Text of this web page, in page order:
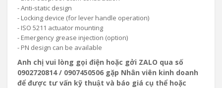
- Anti-static design
- Locking device (for lever handle operation)
- ISO 5211 actuator mounting
- Emergency grease injection (option)
- PN design can be available
Anh chị vui lòng gọi điện hoặc gởi ZALO qua số
0902720814 / 0907450506 gặp Nhân viên kinh doanh
để được tư vấn kỹ thuật và báo giá cụ thể hoặc